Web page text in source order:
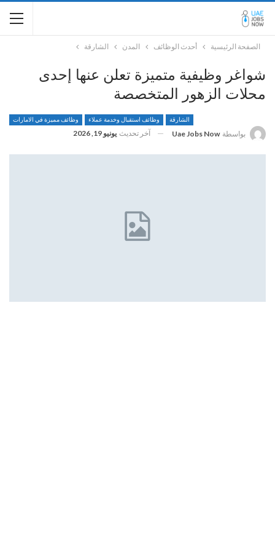
الصفحة الرئيسية أحدث الوظائف المدن الشارقة
شواغر وظيفية متميزة تعلن عنها إحدى
محلات الزهور المتخصصة
الشارقة وظائف استقبال وخدمة عملاء وظائف مميزة في الامارات
بواسطة Uae Jobs Now آخر تحديث يونيو 19, 2026